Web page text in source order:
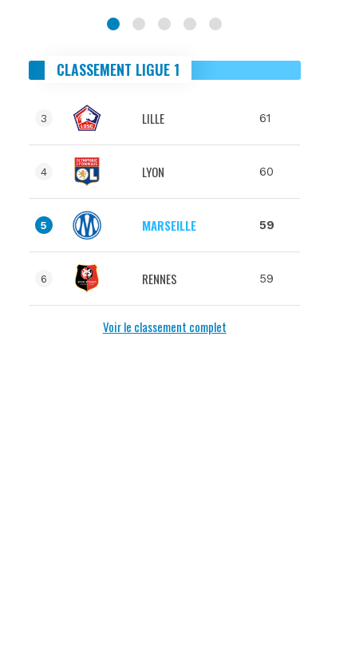
CLASSEMENT LIGUE 1
3 LILLE 61
4 LYON 60
5 MARSEILLE 59
6 RENNES 59
Voir le classement complet